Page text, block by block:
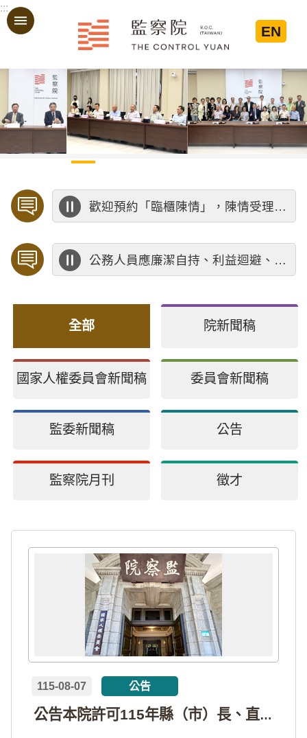
跳到主要內容區塊
:::
EN
歡迎預約「臨櫃陳情」，陳情受理中心將優先排定人員與您接談，釐清案情爭點後收案處理，以節省您的寶貴時間。
公務人員應廉潔自持、利益迴避、依法公正執行公務～考試院公務人員保障暨培訓委員會～
全部 院新聞稿
國家人權委員會新聞稿 委員會新聞稿
監委新聞稿 公告
監察院月刊 徵才
公告本院許可115年縣（市）長、直轄市議員、縣（市）議員擬參選人開立政治獻金專戶共計4戶。各專戶得收受政治獻金期間為自專戶許可設立日起至115年11月27日止，專戶名冊詳如附件。
115-08-07 公告